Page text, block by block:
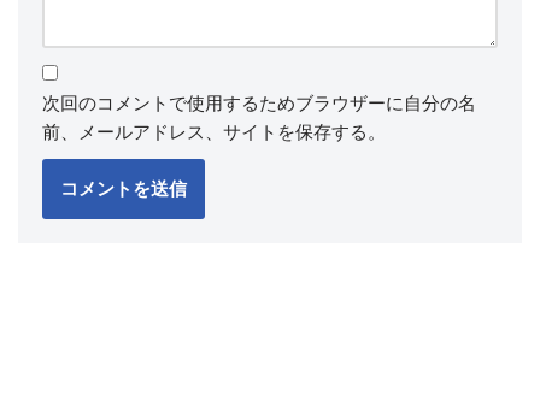
次回のコメントで使用するためブラウザーに自分の名
前、メールアドレス、サイトを保存する。